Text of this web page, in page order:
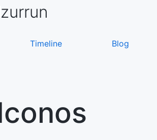
Timeline Blog